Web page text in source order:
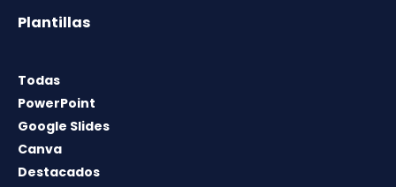
Plantillas
Todas
PowerPoint
Google Slides
Canva
Destacados